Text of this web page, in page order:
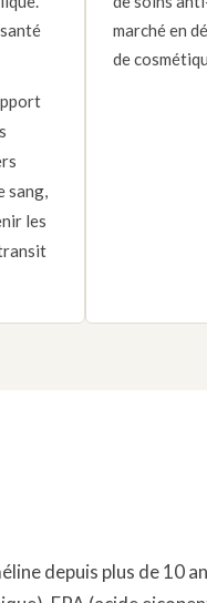
les
marché en
de
depuis plus de 10